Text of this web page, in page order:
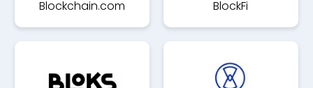
Blockchain.com BlockFi